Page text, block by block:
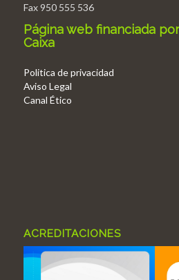
Fax 950 555 536
Página web financiada
Caixa
Politica de privacidad
Aviso Legal
Canal Ético
ACREDITACIONES